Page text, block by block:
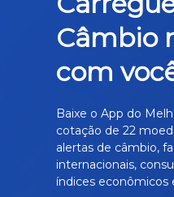
Câmbio
com
Baixe o App do
cotação de 22
alertas de câmbio,
internacionais,
índices econômicos